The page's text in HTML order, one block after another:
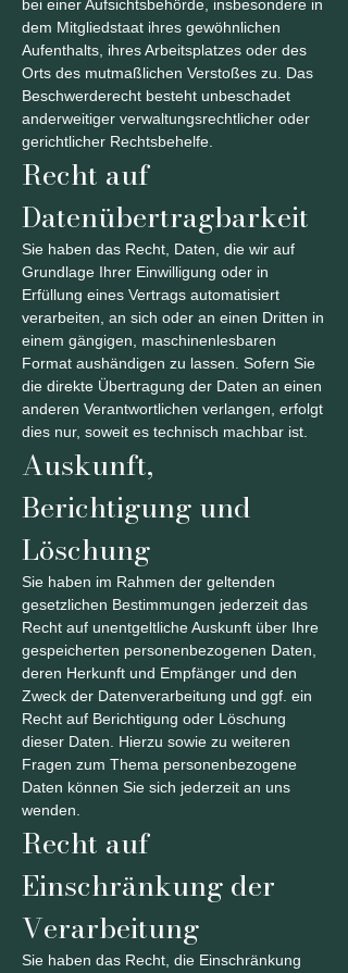
bei einer Aufsichtsbehörde, insbesondere in
dem Mitgliedstaat ihres gewöhnlichen
Aufenthalts, ihres Arbeitsplatzes oder des
Orts des mutmaßlichen Verstoßes zu. Das
Beschwerderecht besteht unbeschadet
anderweitiger verwaltungsrechtlicher oder
gerichtlicher Rechtsbehelfe.
Recht auf
Datenübertragbarkeit
Sie haben das Recht, Daten, die wir auf
Grundlage Ihrer Einwilligung oder in
Erfüllung eines Vertrags automatisiert
verarbeiten, an sich oder an einen Dritten in
einem gängigen, maschinenlesbaren
Format aushändigen zu lassen. Sofern Sie
die direkte Übertragung der Daten an einen
anderen Verantwortlichen verlangen, erfolgt
dies nur, soweit es technisch machbar ist.
Auskunft,
Berichtigung und
Löschung
Sie haben im Rahmen der geltenden
gesetzlichen Bestimmungen jederzeit das
Recht auf unentgeltliche Auskunft über Ihre
gespeicherten personenbezogenen Daten,
deren Herkunft und Empfänger und den
Zweck der Datenverarbeitung und ggf. ein
Recht auf Berichtigung oder Löschung
dieser Daten. Hierzu sowie zu weiteren
Fragen zum Thema personenbezogene
Daten können Sie sich jederzeit an uns
wenden.
Recht auf
Einschränkung der
Verarbeitung
Sie haben das Recht, die Einschränkung